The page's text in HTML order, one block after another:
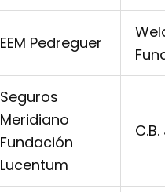
EEM Pedreguer
Seguros
Meridiano
Fundación
Lucentum